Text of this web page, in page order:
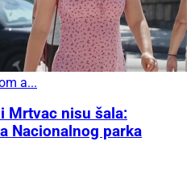
a...
Mrtvac nisu šala:
Nacionalnog parka